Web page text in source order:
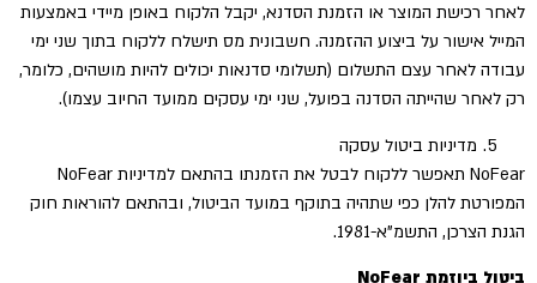
לאחר רכישת המוצר או הזמנת הסדנא, יקבל הלקוח באופן מיידי באמצעות
המייל אישור על ביצוע ההזמנה. חשבונית מס תישלח ללקוח בתוך שני ימי
עבודה לאחר עצם התשלום (תשלומי סדנאות יכולים להיות מושהים, כלומר,
רק לאחר שהייתה הסדנה בפועל, שני ימי עסקים ממועד החיוב עצמו).
מדיניות ביטול עסקה
NoFear תאפשר ללקוח לבטל את הזמנתו בהתאם למדיניות NoFear
המפורטת להלן כפי שתהיה בתוקף במועד הביטול, ובהתאם להוראות חוק
הגנת הצרכן, התשמ”א-1981.
ביטול ביוזמת NoFear